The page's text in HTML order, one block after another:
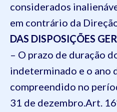
considerados
em contrário da
DAS DISPOSIÇÕES
– O prazo de duração
indeterminado e o ano
compreendido no
31 de dezembro.Art.